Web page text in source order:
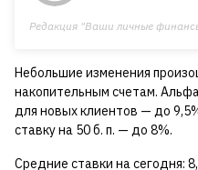
Редакция "Ваши личные
Небольшие изменения
накопительным счетам.
для новых клиентов — до
ставку на 50 б. п. — до 8%.
Средние ставки на сегодня: